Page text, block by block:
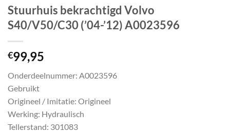
Stuurhuis bekrachtigd Volvo
S40/V50/C30 (’04-’12) A0023596
€99,95
Onderdeelnummer: A0023596
Gebruikt
Origineel / Imitatie: Origineel
Werking: Hydraulisch
Tellerstand: 301083